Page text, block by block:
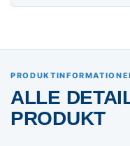
ALLE
PRODUKT